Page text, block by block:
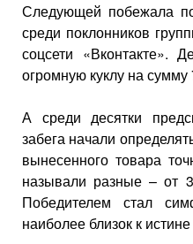
Следующей побежала
среди поклонников
соцсети «Вконтакте».
огромную куклу на сумму
А среди десятки
забега начали
вынесенного товара
называли разные – от
Победителем стал
наиболее близок к